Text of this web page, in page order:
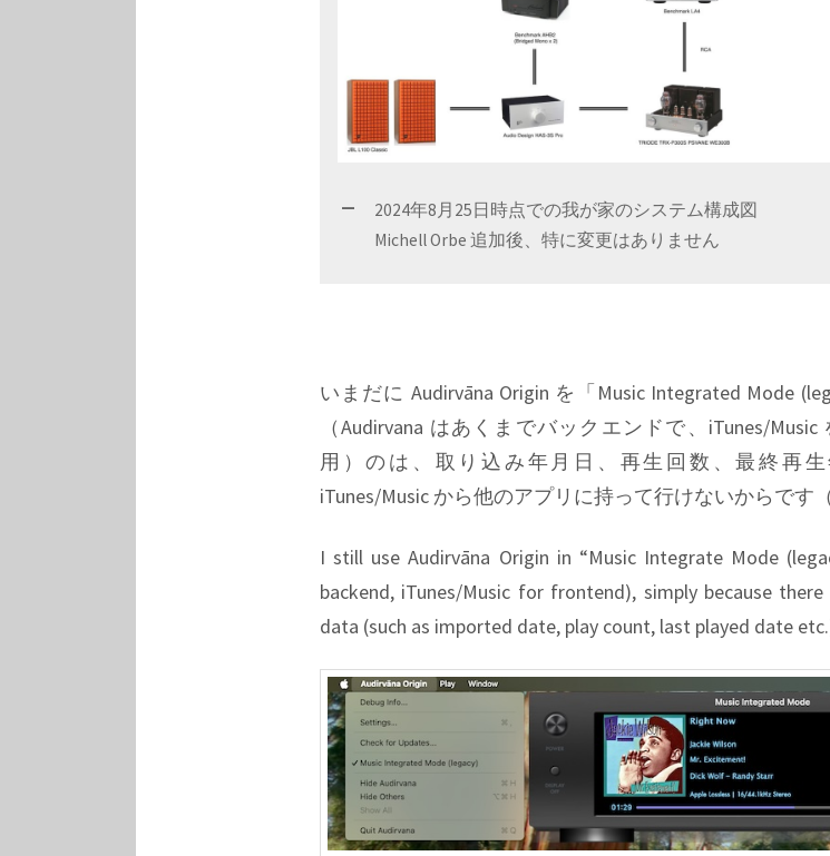
2024年8月25日時点での我が家のシステム構成図
Michell Orbe 追加後、特に変更はありません
いまだに Audirvāna Origin を「Music Integrated Mode
（Audirvana はあくまでバックエンドで、iTunes/
用）のは、取り込み年月日、再生回数、最終再生
iTunes/Music から他のアプリに持って行けないからです（
I still use Audirvāna Origin in “Music Integrate Mode
backend, iTunes/Music for frontend), simply because
data (such as imported date, play count, last played date